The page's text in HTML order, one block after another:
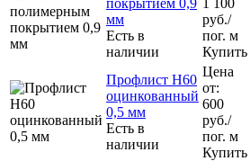
мм
Есть в
наличии
руб./
пог. м
Купить
Профлист Н60
оцинкованный
0,5 мм
Есть в
наличии
Цена
от:
600
руб./
пог. м
Купить